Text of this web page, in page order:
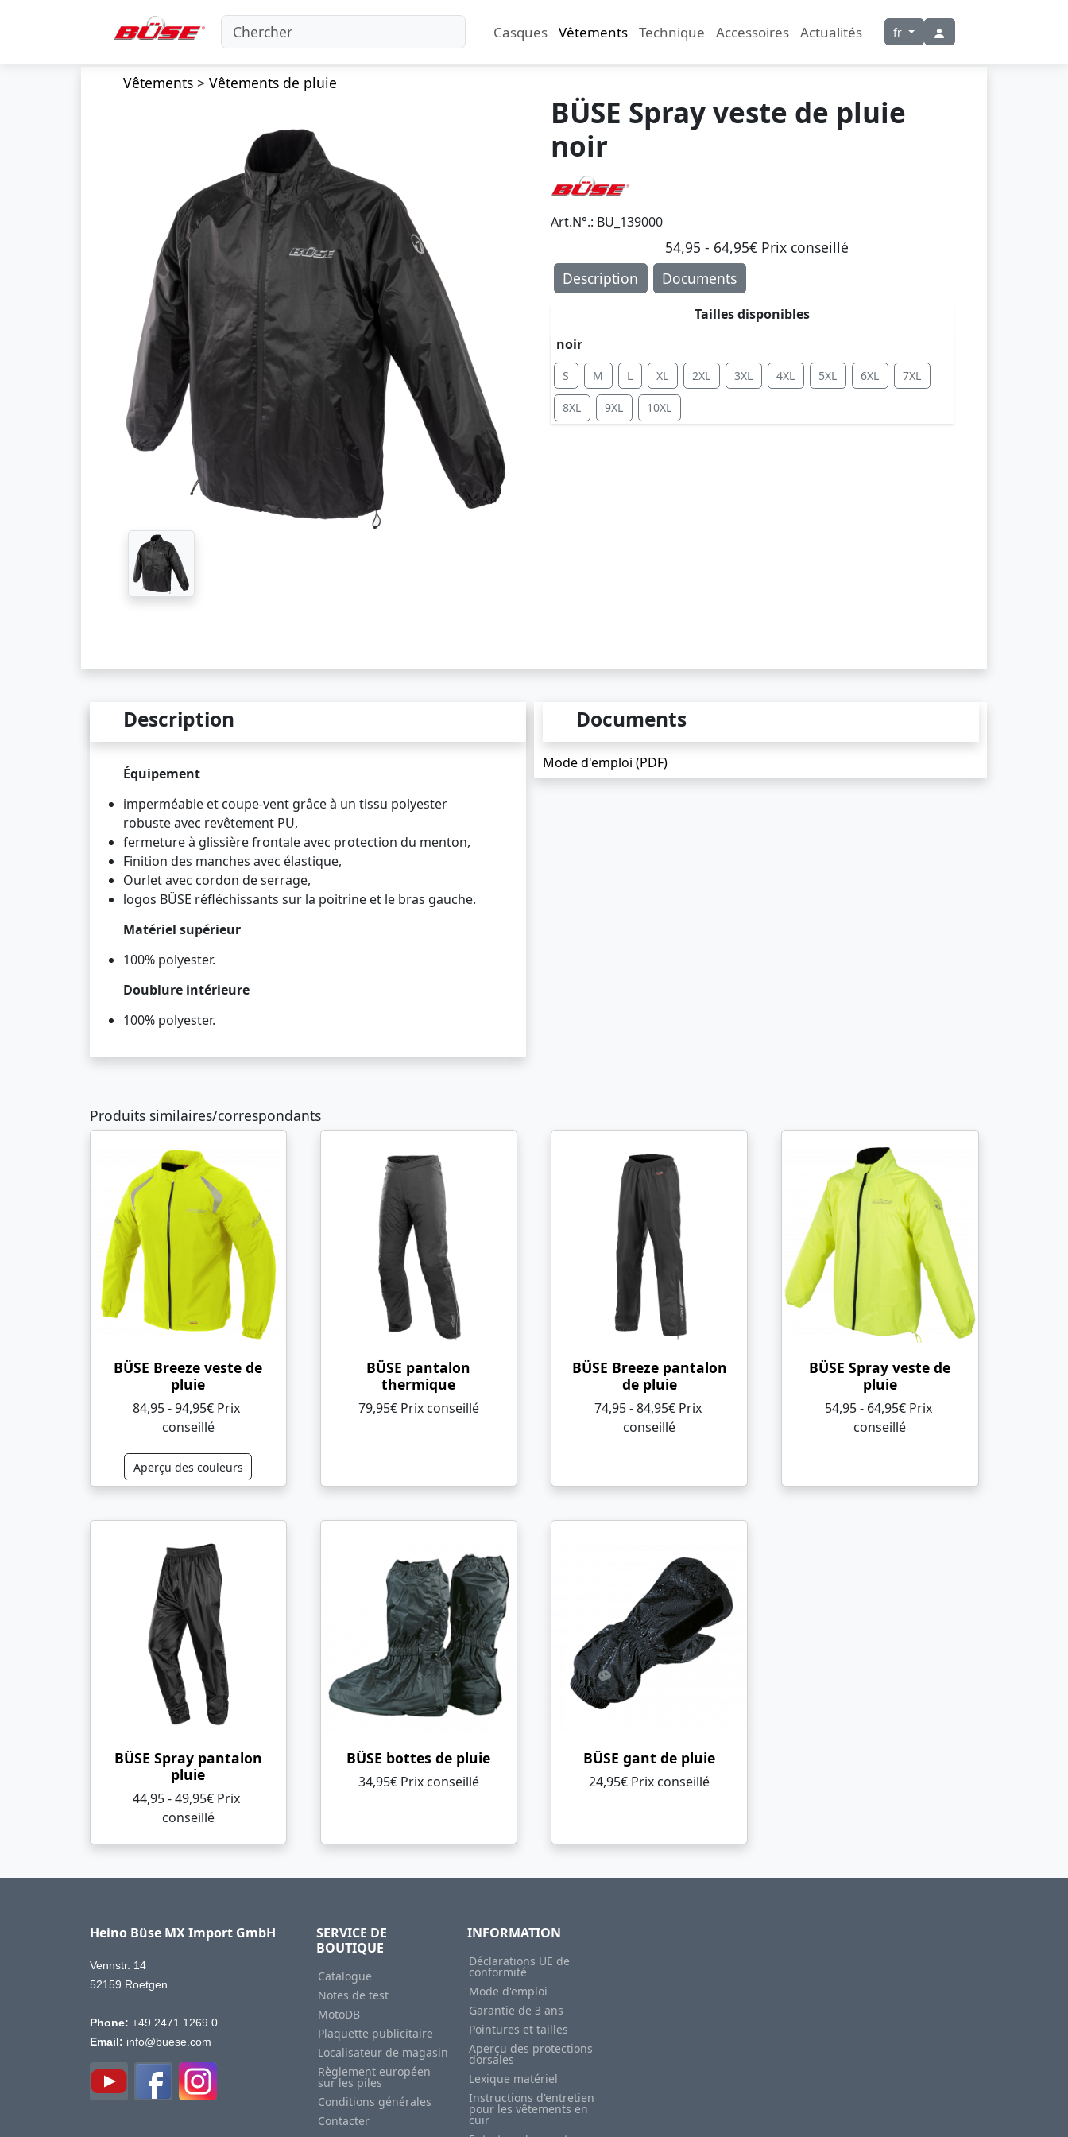
Casques Vêtements Technique Accessoires Actualités fr
Vêtements> Vêtements de pluie
BÜSE Spray veste de pluie
noir
Art.N°.: BU_139000
54,95 - 64,95€ Prix ​​conseillé
Description
Documents
Tailles disponibles
noir
S M L XL 2XL 3XL 4XL 5XL 6XL 7XL
8XL 9XL 10XL
Description
Équipement
imperméable et coupe-vent grâce à un tissu polyester
robuste avec revêtement PU,
fermeture à glissière frontale avec protection du menton,
Finition des manches avec élastique,
Ourlet avec cordon de serrage,
logos BÜSE réfléchissants sur la poitrine et le bras gauche.
Matériel supérieur
100% polyester.
Doublure intérieure
100% polyester.
Documents
Mode d'emploi (PDF)
Produits similaires/correspondants
BÜSE Breeze veste de
pluie
84,95 - 94,95€ Prix ​​
conseillé
Aperçu des couleurs
BÜSE pantalon
thermique
79,95€ Prix ​​conseillé
BÜSE Breeze pantalon
de pluie
74,95 - 84,95€ Prix ​​
conseillé
BÜSE Spray veste de
pluie
54,95 - 64,95€ Prix ​​
conseillé
BÜSE Spray pantalon
pluie
44,95 - 49,95€ Prix ​​
conseillé
BÜSE bottes de pluie
34,95€ Prix ​​conseillé
BÜSE gant de pluie
24,95€ Prix ​​conseillé
Heino Büse MX Import GmbH
Vennstr. 14
52159 Roetgen
Phone: +49 2471 1269 0
Email: info@buese.com
SERVICE DE
BOUTIQUE
Catalogue
Notes de test
MotoDB
Plaquette publicitaire
Localisateur de magasin
Règlement européen
sur les piles
Conditions générales
Contacter
INFORMATION
Déclarations UE de
conformité
Mode d'emploi
Garantie de 3 ans
Pointures et tailles
Aperçu des protections
dorsales
Lexique matériel
Instructions d'entretien
pour les vêtements en
cuir